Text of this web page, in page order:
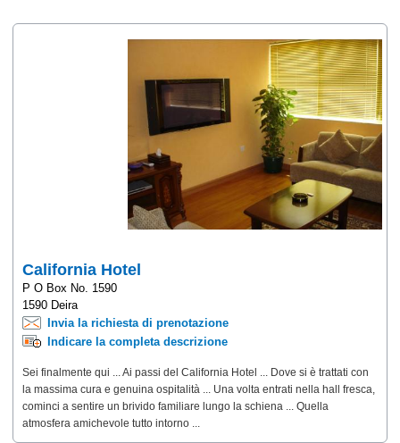
California Hotel
P O Box No. 1590
1590 Deira
Invia la richiesta di prenotazione
Indicare la completa descrizione
Sei finalmente qui ... Ai passi del California Hotel ... Dove si è trattati con
la massima cura e genuina ospitalità ... Una volta entrati nella hall fresca,
cominci a sentire un brivido familiare lungo la schiena ... Quella
atmosfera amichevole tutto intorno ...